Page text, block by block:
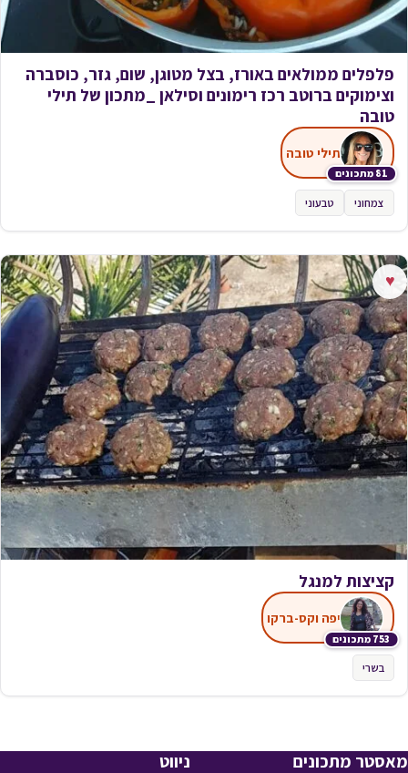
פלפלים ממולאים באורז, בצל מטוגן, שום, גזר, כוסברה
וצימוקים ברוטב רכז רימונים וסילאן _מתכון של תילי
טובה
81 מתכונים
תילי טובה
צמחוני טבעוני
♥
קציצות למנגל
753 מתכונים
יפה וקס-ברקו
בשרי
מאסטר מתכונים ניווט